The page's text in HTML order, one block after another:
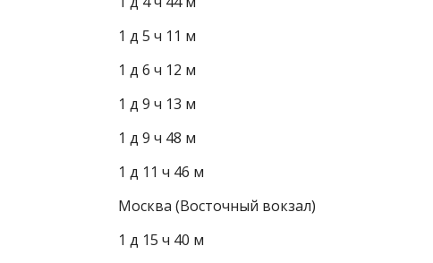
1 д 5 ч 11 м
1 д 6 ч 12 м
1 д 9 ч 13 м
1 д 9 ч 48 м
1 д 11 ч 46 м
Москва (Восточный вокзал)
1 д 15 ч 40 м